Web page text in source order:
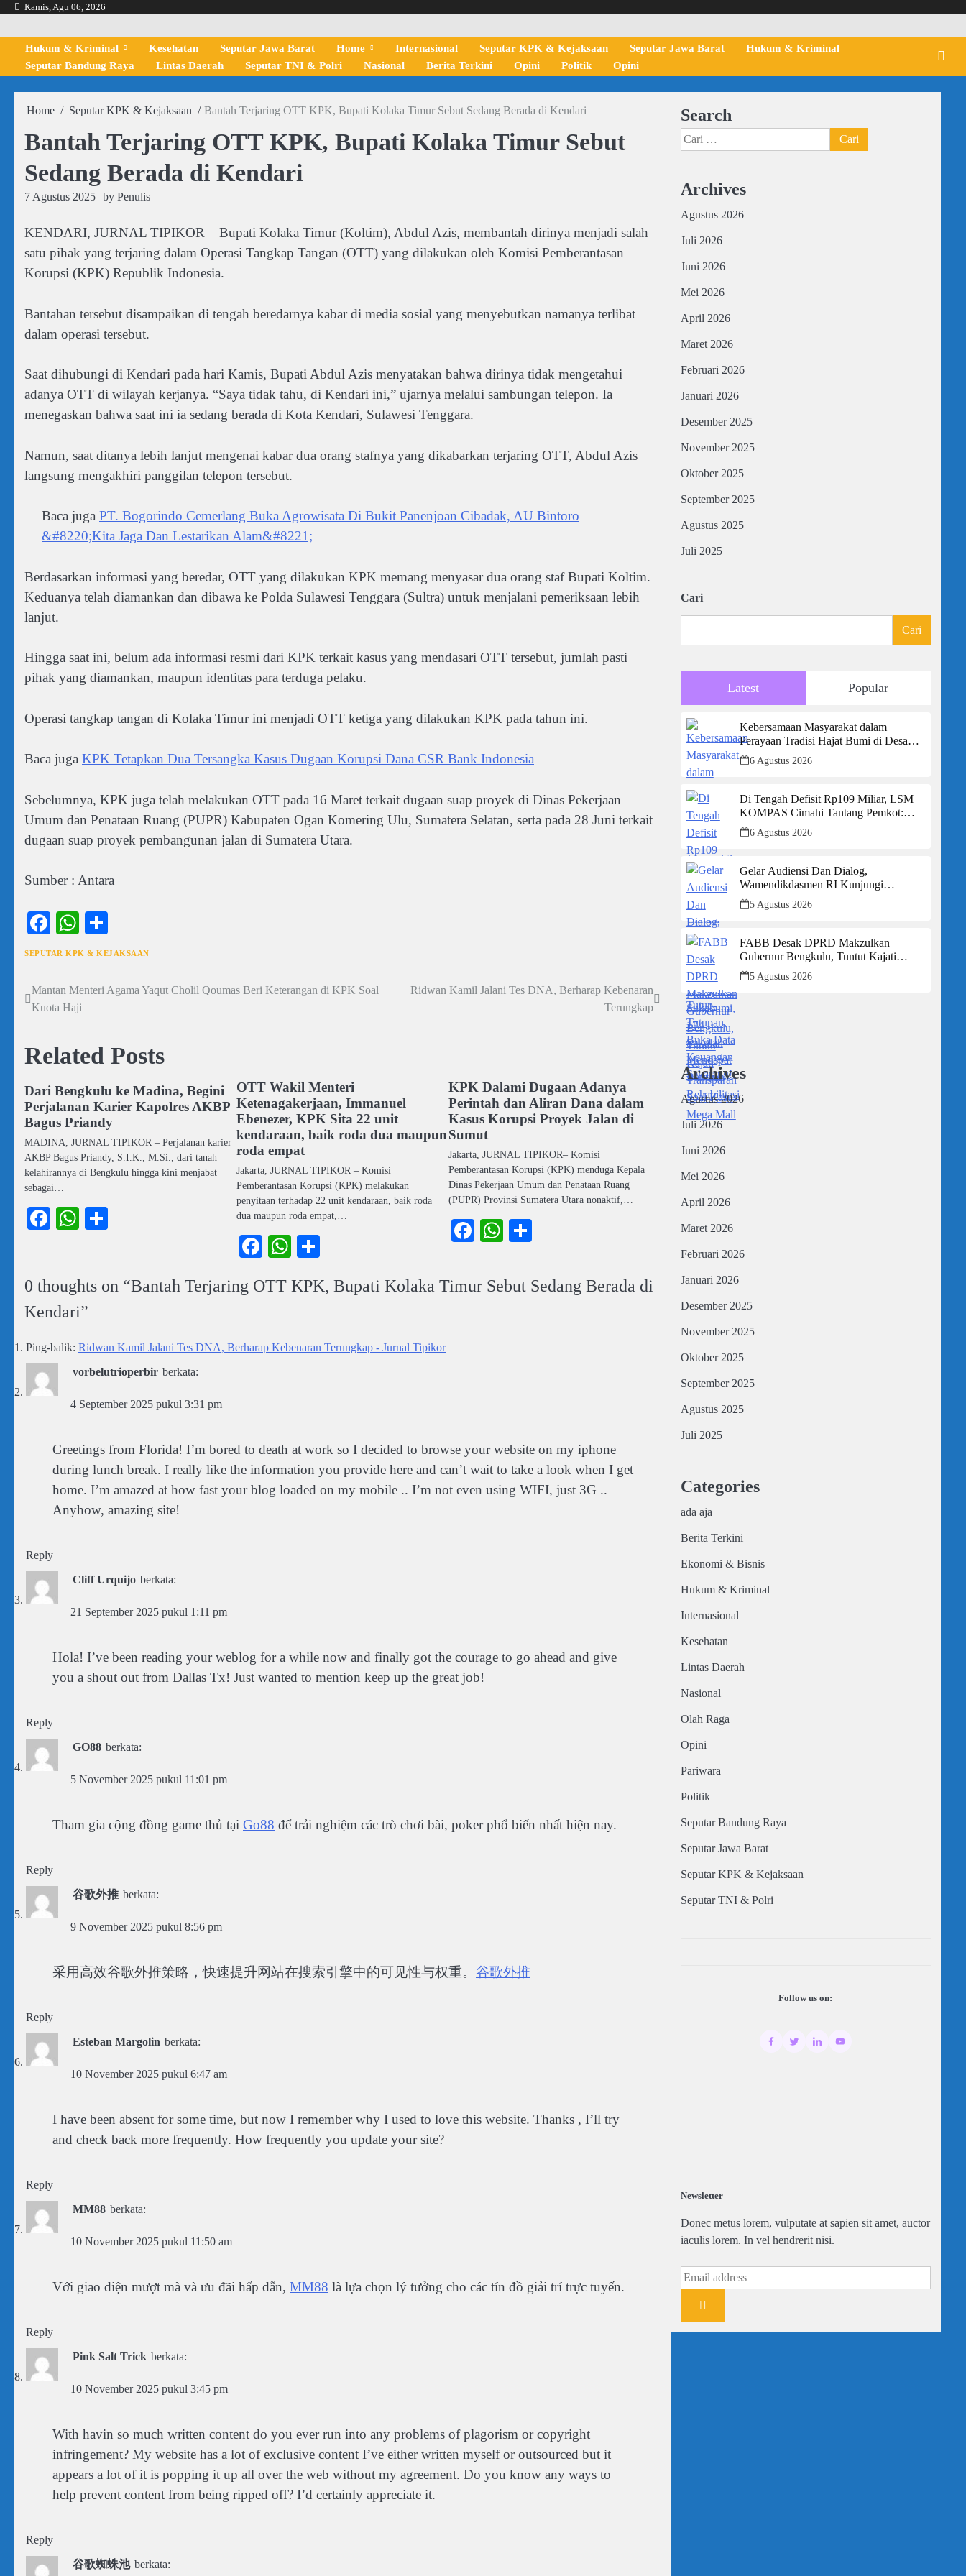
Skip
content
Kamis, Agu 06, 2026
Hukum & Kriminal Kesehatan Seputar Jawa Barat Home Internasional Seputar KPK & Kejaksaan Seputar Jawa Barat
Hukum & Kriminal
Seputar Bandung Raya
Lintas Daerah Seputar TNI & Polri Nasional Berita Terkini Opini Politik Opini
Home Seputar KPK & Kejaksaan Bantah Terjaring OTT KPK, Bupati Kolaka Timur Sebut Sedang Berada di Kendari
Bantah Terjaring OTT KPK, Bupati Kolaka Timur Sebut
Sedang Berada di Kendari
7 Agustus 2025 by Penulis
KENDARI, JURNAL TIPIKOR – Bupati Kolaka Timur (Koltim), Abdul Azis, membantah dirinya menjadi salah
satu pihak yang terjaring dalam Operasi Tangkap Tangan (OTT) yang dilakukan oleh Komisi Pemberantasan
Korupsi (KPK) Republik Indonesia.
Bantahan tersebut disampaikan di tengah beredarnya kabar di media sosial yang menyebutkan namanya terlibat
dalam operasi tersebut.
Saat dihubungi di Kendari pada hari Kamis, Bupati Abdul Azis menyatakan bahwa dirinya tidak mengetahui
adanya OTT di wilayah kerjanya. “Saya tidak tahu, di Kendari ini,” ujarnya melalui sambungan telepon. Ia
menegaskan bahwa saat ini ia sedang berada di Kota Kendari, Sulawesi Tenggara.
Namun, saat ditanya lebih lanjut mengenai kabar dua orang stafnya yang dikabarkan terjaring OTT, Abdul Azis
langsung mengakhiri panggilan telepon tersebut.
Baca juga PT. Bogorindo Cemerlang Buka Agrowisata Di Bukit Panenjoan Cibadak, AU Bintoro
&#8220;Kita Jaga Dan Lestarikan Alam&#8221;
Berdasarkan informasi yang beredar, OTT yang dilakukan KPK memang menyasar dua orang staf Bupati Koltim.
Keduanya telah diamankan dan dibawa ke Polda Sulawesi Tenggara (Sultra) untuk menjalani pemeriksaan lebih
lanjut.
Hingga saat ini, belum ada informasi resmi dari KPK terkait kasus yang mendasari OTT tersebut, jumlah pasti
pihak yang diamankan, maupun identitas para terduga pelaku.
Operasi tangkap tangan di Kolaka Timur ini menjadi OTT ketiga yang dilakukan KPK pada tahun ini.
Baca juga KPK Tetapkan Dua Tersangka Kasus Dugaan Korupsi Dana CSR Bank Indonesia
Sebelumnya, KPK juga telah melakukan OTT pada 16 Maret terkait dugaan suap proyek di Dinas Pekerjaan
Umum dan Penataan Ruang (PUPR) Kabupaten Ogan Komering Ulu, Sumatera Selatan, serta pada 28 Juni terkait
dugaan suap proyek pembangunan jalan di Sumatera Utara.
Sumber : Antara
Facebook
WhatsApp
SEPUTAR KPK & KEJAKSAAN
Navigasi
Mantan Menteri Agama Yaqut Cholil Qoumas Beri Keterangan di KPK Soal
Kuota Haji
Ridwan Kamil Jalani Tes DNA, Berharap Kebenaran
Terungkap
Related Posts
Dari Bengkulu ke Madina, Begini
Perjalanan Karier Kapolres AKBP
Bagus Priandy
MADINA, JURNAL TIPIKOR – Perjalanan karier
AKBP Bagus Priandy, S.I.K., M.Si., dari tanah
kelahirannya di Bengkulu hingga kini menjabat
sebagai…
Facebook
WhatsApp
OTT Wakil Menteri
Ketenagakerjaan, Immanuel
Ebenezer, KPK Sita 22 unit
kendaraan, baik roda dua maupun
roda empat
Jakarta, JURNAL TIPIKOR – Komisi
Pemberantasan Korupsi (KPK) melakukan
penyitaan terhadap 22 unit kendaraan, baik roda
dua maupun roda empat,…
Facebook
WhatsApp
KPK Dalami Dugaan Adanya
Perintah dan Aliran Dana dalam
Kasus Korupsi Proyek Jalan di
Sumut
Jakarta, JURNAL TIPIKOR– Komisi
Pemberantasan Korupsi (KPK) menduga Kepala
Dinas Pekerjaan Umum dan Penataan Ruang
(PUPR) Provinsi Sumatera Utara nonaktif,…
Facebook
WhatsApp
0 thoughts on “Bantah Terjaring OTT KPK, Bupati Kolaka Timur Sebut Sedang Berada di
Kendari”
Ping-balik: Ridwan Kamil Jalani Tes DNA, Berharap Kebenaran Terungkap - Jurnal Tipikor
vorbelutrioperbir berkata:
4 September 2025 pukul 3:31 pm
Greetings from Florida! I’m bored to death at work so I decided to browse your website on my iphone
during lunch break. I really like the information you provide here and can’t wait to take a look when I get
home. I’m amazed at how fast your blog loaded on my mobile .. I’m not even using WIFI, just 3G ..
Anyhow, amazing site!
Reply
Cliff Urquijo berkata:
21 September 2025 pukul 1:11 pm
Hola! I’ve been reading your weblog for a while now and finally got the courage to go ahead and give
you a shout out from Dallas Tx! Just wanted to mention keep up the great job!
Reply
GO88 berkata:
5 November 2025 pukul 11:01 pm
Tham gia cộng đồng game thủ tại Go88 để trải nghiệm các trò chơi bài, poker phổ biến nhất hiện nay.
Reply
谷歌外推 berkata:
9 November 2025 pukul 8:56 pm
采用高效谷歌外推策略，快速提升网站在搜索引擎中的可见性与权重。 谷歌外推
Reply
Esteban Margolin berkata:
10 November 2025 pukul 6:47 am
I have been absent for some time, but now I remember why I used to love this website. Thanks , I’ll try
and check back more frequently. How frequently you update your site?
Reply
MM88 berkata:
10 November 2025 pukul 11:50 am
Với giao diện mượt mà và ưu đãi hấp dẫn, MM88 là lựa chọn lý tưởng cho các tín đồ giải trí trực tuyến.
Reply
Pink Salt Trick berkata:
10 November 2025 pukul 3:45 pm
With havin so much written content do you ever run into any problems of plagorism or copyright
infringement? My website has a lot of exclusive content I’ve either written myself or outsourced but it
appears a lot of it is popping it up all over the web without my agreement. Do you know any ways to
help prevent content from being ripped off? I’d certainly appreciate it.
Reply
谷歌蜘蛛池 berkata:
Search
Cari
untuk:
Archives
Agustus 2026
Juli 2026
Juni 2026
Mei 2026
April 2026
Maret 2026
Februari 2026
Januari 2026
Desember 2025
November 2025
Oktober 2025
September 2025
Agustus 2025
Juli 2025
Cari
Cari
Latest Popular
Kebersamaan Masyarakat dalam
Perayaan Tradisi Hajat Bumi di Desa
Jayamukti Kecamatan Banyusari
6 Agustus 2026
Di Tengah Defisit Rp109 Miliar, LSM
KOMPAS Cimahi Tantang Pemkot:
Hentikan Budaya Tutup-Tutupan, Buka
Data Keuangan Sekarang!
6 Agustus 2026
Gelar Audiensi Dan Dialog,
Wamendikdasmen RI Kunjungi
Kabupaten Sukabumi, 174 Sekolah
Mendapat Bantuan Rehabilitasi
5 Agustus 2026
FABB Desak DPRD Makzulkan
Gubernur Bengkulu, Tuntut Kajati
Transparan Soal Kasus Mega Mall
5 Agustus 2026
Archives
Agustus 2026
Juli 2026
Juni 2026
Mei 2026
April 2026
Maret 2026
Februari 2026
Januari 2026
Desember 2025
November 2025
Oktober 2025
September 2025
Agustus 2025
Juli 2025
Categories
ada aja
Berita Terkini
Ekonomi & Bisnis
Hukum & Kriminal
Internasional
Kesehatan
Lintas Daerah
Nasional
Olah Raga
Opini
Pariwara
Politik
Seputar Bandung Raya
Seputar Jawa Barat
Seputar KPK & Kejaksaan
Seputar TNI & Polri
Follow us on:
Newsletter
Donec metus lorem, vulputate at sapien sit amet, auctor
iaculis lorem. In vel hendrerit nisi.